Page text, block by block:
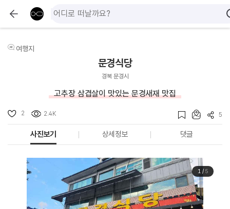
여행지
문경식당
경북 문경시
고추장 삼겹살이 맛있는 문경새재 맛집
2 2.4K 5
사진보기 상세정보 댓글
1/ 5